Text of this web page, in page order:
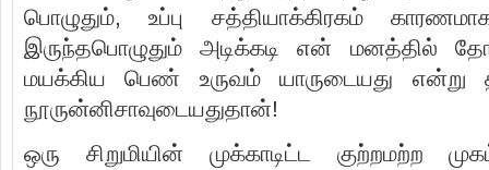
பொழுதும், உப்பு சத்தியாக்கிரகம்
இருந்தபொழுதும் அடிக்கடி என் மனத்தில்
மயக்கிய பெண் உருவம் யாருடையது என்று
நூருன்னிசாவுடையதுதான்!
ஒரு சிறுமியின் முக்காடிட்ட குற்றமற்ற